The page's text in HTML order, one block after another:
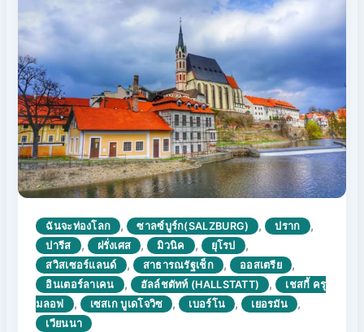
ฉันจะท่องโลก , ซาลซ์บูร์ก(SALZBURG) , ปราก ,
ปารีส , ฝรั่งเศส , มิวนิค , ยุโรป ,
สวิสเซอร์แลนด์ , สาธารณรัฐเช็ก , ออสเตรีย ,
อินเตอร์ลาเคน , ฮัลล์ชตัทท์ (HALLSTATT) ,
เชสกี้ ครุ
มลอฟ
, เซสเก บูเดโจวิซ , เบอร์โน , เยอรมัน ,
เวียนนา